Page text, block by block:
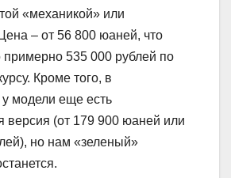
«механикой» или
– от 56 800 юаней, что
примерно 535 000 рублей по
Кроме того, в
модели еще есть
версия (от 179 900 юаней или
но нам «зеленый»